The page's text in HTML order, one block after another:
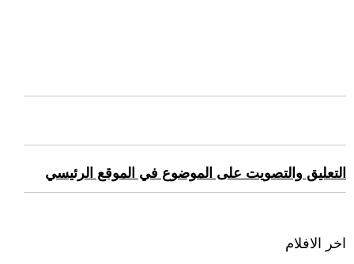
التعليق والتصويت على الموضوع في الموقع الرئيسي
اخر الافلام